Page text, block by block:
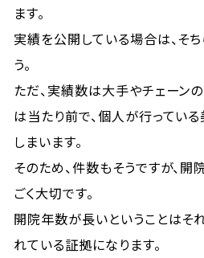
ます。
実績を公開している場合は、そ
う。
ただ、実績数は大手やチェーン
は当たり前で、個人が行ってい
しまいます。
そのため、件数もそうですが、
ごく大切です。
開院年数が長いということはそ
れている証拠になります。